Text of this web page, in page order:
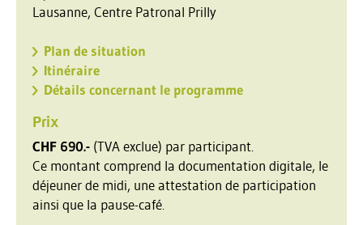
Lausanne, Centre Patronal Prilly
Plan de situation
Itinéraire
Détails concernant le programme
Prix
CHF 690.- (TVA exclue) par participant.
Ce montant comprend la documentation digitale, le
déjeuner de midi, une attestation de participation
ainsi que la pause-café.